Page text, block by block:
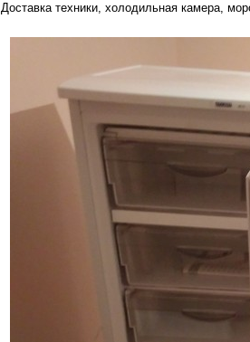
Доставка техники, холодильная камера,